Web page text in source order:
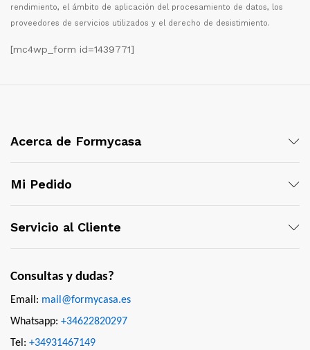
rendimiento, el ámbito de aplicación del procesamiento de datos, los
proveedores de servicios utilizados y el derecho de desistimiento.
[mc4wp_form id=1439771]
Acerca de Formycasa
Mi Pedido
Servicio al Cliente
Consultas y dudas?
Email: mail@formycasa.es
Whatsapp: +34622820297
Tel: +34931467149